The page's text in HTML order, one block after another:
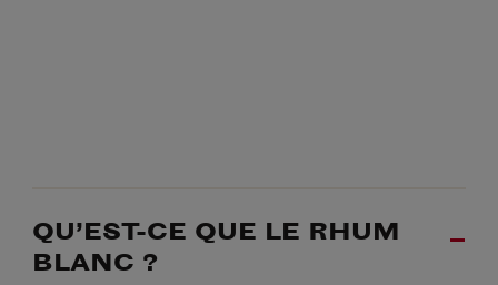
QU’EST-CE QUE LE RHUM
BLANC ?